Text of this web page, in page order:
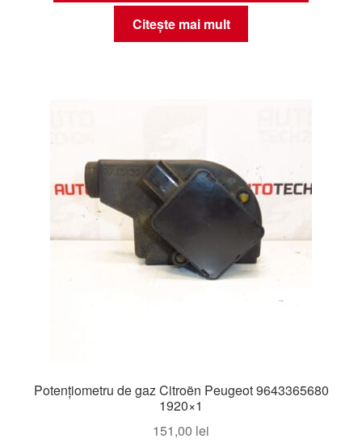
Citește mai mult
Potențiometru de gaz Citroën Peugeot 9643365680
1920×1
151,00 lei